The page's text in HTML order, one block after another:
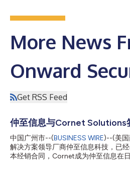
More News
Onward
Get RSS Feed
仲至信息与Cornet Solutions
中国广州市--(BUSINESS WIRE)--(美
解决方案领导厂商仲至信息科技，已
本经销合同，Cornet成为仲至信息在